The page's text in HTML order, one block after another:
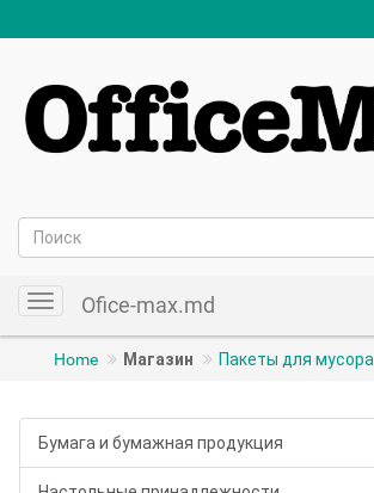
ToggleOfice-max.md
Home Магазин Пакеты для мусора
Бумага и бумажная продукция